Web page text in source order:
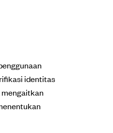
identitas
mengaitkan